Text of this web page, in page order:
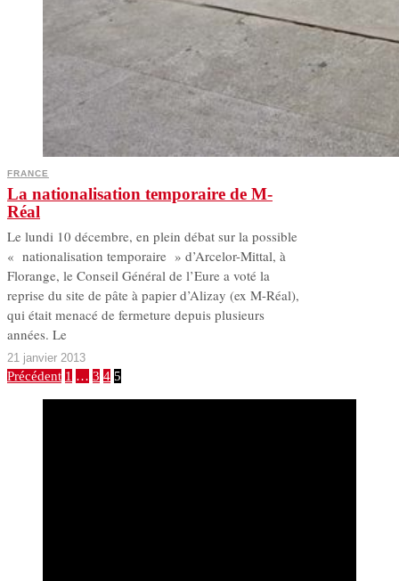
FRANCE
La nationalisation temporaire de M-
Réal
Le lundi 10 décembre, en plein débat sur la possible
« nationalisation temporaire » d’Arcelor-Mittal, à
Florange, le Conseil Général de l’Eure a voté la
reprise du site de pâte à papier d’Alizay (ex M-Réal),
qui était menacé de fermeture depuis plusieurs
années. Le
21 janvier 2013
Précédent 1 … 3 4 5